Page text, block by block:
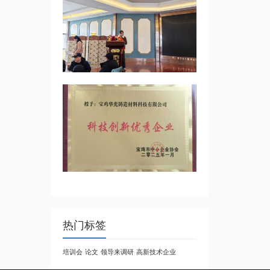
热门标签
培训会 论文 领导来调研 高新技术企业